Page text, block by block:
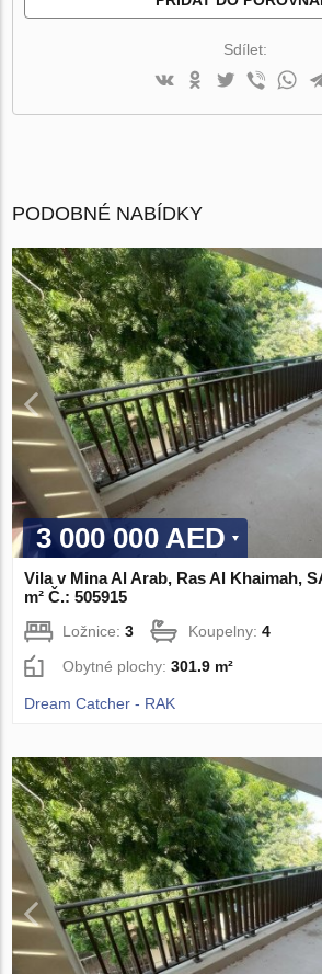
Sdílet:
PODOBNÉ NABÍDKY
3 000 000 AED
Vila v Mina Al Arab, Ras Al Khaimah,
m² Č.: 505915
Ložnice:3 Koupelny:4
Obytné plochy:301.9 m²
Dream Catcher - RAK